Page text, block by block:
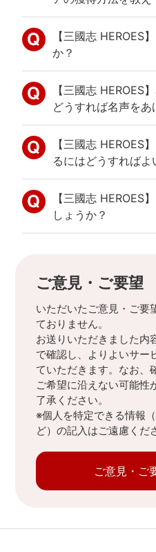
【三國志 HEROES
か？
【三國志 HEROES
どうすれば名声をあ
【三國志 HEROES
るにはどうすればよ
【三國志 HEROES
しょうか？
ご意見・ご要望
いただいたご意見・ご要
ておりません。
お送りいただきました内
で確認し、よりよいサー
ていただきます。なお、
ご希望に沿えない可能性
了承ください。
※個人を特定できる情報
ど）の記入はご遠慮くだ
ご意見・ご